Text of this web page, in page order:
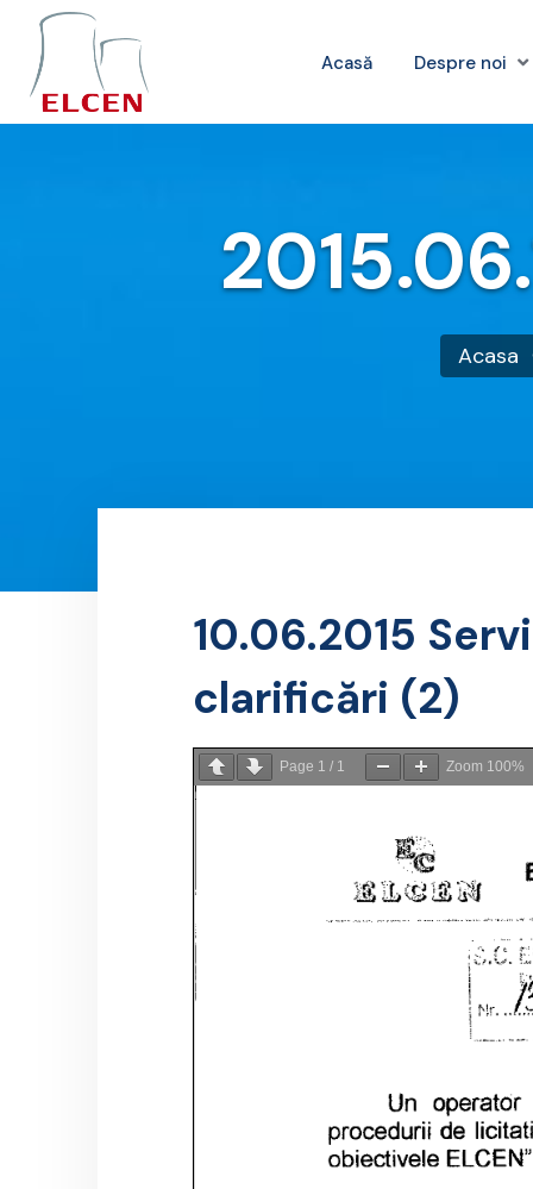
Acasă Despre noi
Acasa
10.06.2015
clarificări (2)
Page 1 / 1 Zoom 100%